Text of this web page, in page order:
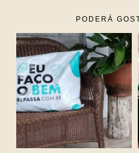
PODERÁ